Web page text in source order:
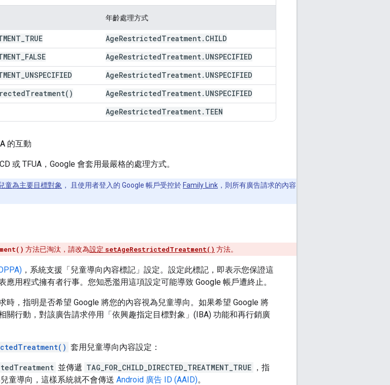
年齡處理方式
TRUE AgeRestrictedTreatment. CHILD
FALSE AgeRestrictedTreatment. UNSPECIFIED
UNSPECIFIED AgeRestrictedTreatment. UNSPECIFIED
Treatment( ) AgeRestrictedTreatment. UNSPECIFIED
AgeRestrictedTreatment. TEEN
的互動
或 TFUA，Google 會套用最嚴格的處理方式。
童為主要目標對象 ， 且使用者登入的 Google 帳戶受控於 Family Link ，則所有廣告請求的內容
方法已淘汰，請改為設定 setAgeRestrictedTreatment() 方法。
，系統支援「兒童導向內容標記」設定。設定此標記，即表示您保證這
用程式擁有者行事。您知悉濫用這項設定可能導致 Google 帳戶遭終止。
時，指明是否希望 Google 將您的內容視為兒童導向。如果希望 Google 將
關行動，對該廣告請求停用「依興趣指定目標對象」(IBA) 功能和再行銷廣
套用兒童導向內容設定：
並傳遞 TAG_FOR_CHILD_DIRECTED_TREATMENT_TRUE ，指
童導向，這樣系統就不會傳送 Android 廣告 ID (AAID)。